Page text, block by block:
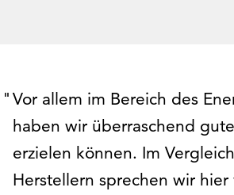
Vor allem im Bereich des
haben wir überraschend
erzielen können. Im
Herstellern sprechen wir hier